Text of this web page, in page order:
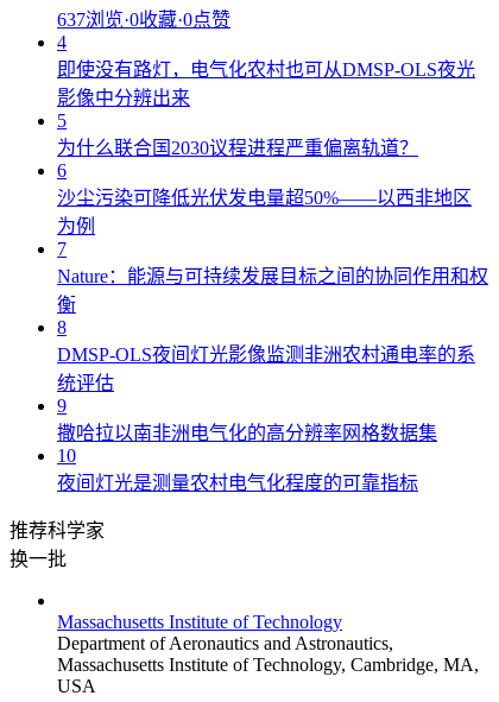
637浏览·0收藏·0点赞
4
即使没有路灯，电气化农村也可从DMSP-OLS夜光
影像中分辨出来
5
为什么联合国2030议程进程严重偏离轨道？
6
沙尘污染可降低光伏发电量超50%——以西非地区
为例
7
Nature：能源与可持续发展目标之间的协同作用和权
衡
8
DMSP-OLS夜间灯光影像监测非洲农村通电率的系
统评估
9
撒哈拉以南非洲电气化的高分辨率网格数据集
10
夜间灯光是测量农村电气化程度的可靠指标
推荐科学家
换一批
Massachusetts Institute of Technology
Department of Aeronautics and Astronautics,
Massachusetts Institute of Technology, Cambridge, MA,
USA